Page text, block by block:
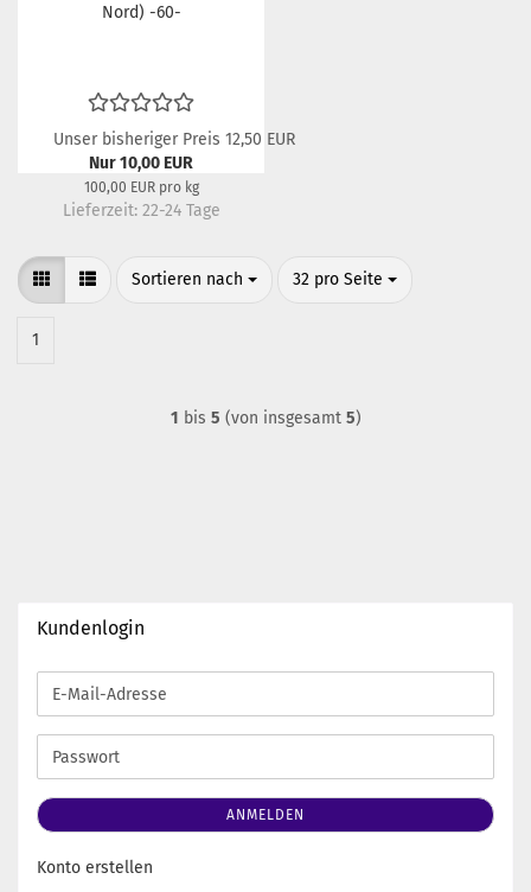
Nord) -60-
Unser bisheriger Preis 12,50 EUR
Nur 10,00 EUR
100,00 EUR pro kg
Lieferzeit: 22-24 Tage
Sortieren nach
Sortieren nach 32 pro Seite
pro Seite
1
1 bis 5 (von insgesamt 5)
Kundenlogin
E-
Mail-
Adresse
Passwort
ANMELDEN
Konto erstellen